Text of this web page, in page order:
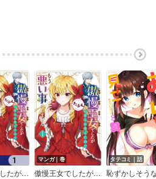
傲慢王女でしたが心を入れ替えたのでもう悪い事はしません、たぶん【分冊版】
マンガ｜巻
傲慢王女でしたが心を入れ替えたのでもう悪い事はしません、たぶん
タテコミ｜話